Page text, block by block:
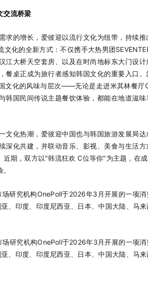
交流桥梁
求的增长，爱彼迎以流行文化为纽带，持续
文化的全新方式：不仅携手大热男团
江大桥天空套房、以及在时尚地标东大门设
餐桌正成为旅行者感知韩国文化的重要入口
文化的风味与层次——无论是走进米其林餐厅
韩国民间传说主题餐饮体验，都能在地道滋
文化热潮，爱彼迎中国也与韩国旅游发展局
深化共建，并联动音乐、影视、美食与生活
期，双方以"韩流狂欢 C位等你"为主题，在成
研究机构OnePoll于2026年3月开展的一项
、印度、印度尼西亚、日本、中国大陆、马
研究机构OnePoll于2026年3月开展的一项
、印度、印度尼西亚、日本、中国大陆、马